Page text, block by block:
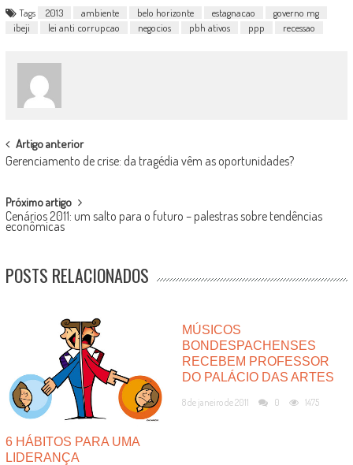
Tags 2013 ambiente belo horizonte estagnacao
governo mg
ibeji
lei anti corrupcao negocios pbh ativos ppp recessao
POST
NAVIGATION
Artigo anterior
Gerenciamento de crise: da tragédia vêm as oportunidades?
Próximo artigo
Cenários 2011: um salto para o futuro – palestras sobre tendências
econômicas
POSTS RELACIONADOS
6 HÁBITOS PARA UMA
LIDERANÇA
MÚSICOS
BONDESPACHENSES
RECEBEM PROFESSOR
DO PALÁCIO DAS ARTES
8 de janeiro de 2011 0 1475